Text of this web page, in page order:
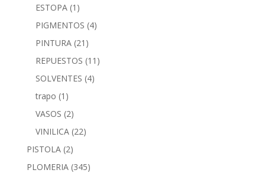
ESTOPA (1)
PIGMENTOS (4)
PINTURA (21)
REPUESTOS (11)
SOLVENTES (4)
trapo (1)
VASOS (2)
VINILICA (22)
PISTOLA (2)
PLOMERIA (345)